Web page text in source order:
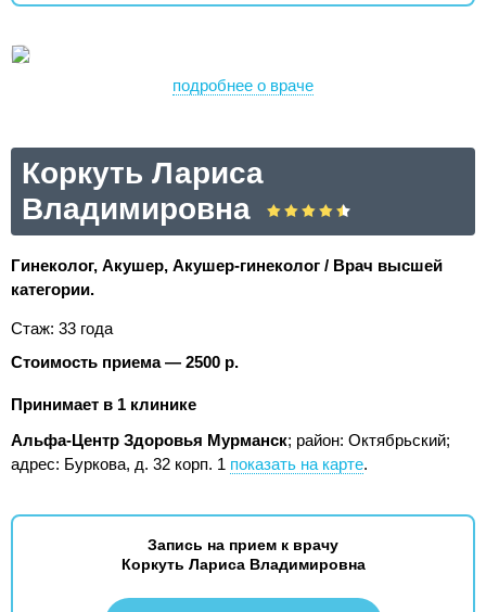
подробнее о враче
Коркуть Лариса
Владимировна
Гинеколог, Акушер, Акушер-гинеколог / Врач высшей
категории.
Стаж: 33 года
Стоимость приема — 2500 р.
Принимает в 1 клинике
Альфа-Центр Здоровья Мурманск; район: Октябрьский;
адрес: Буркова, д. 32 корп. 1 показать на карте.
Запись на прием к врачу
Коркуть Лариса Владимировна